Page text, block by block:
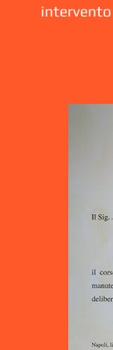
intervento